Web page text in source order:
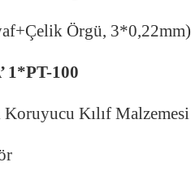
Örgü, 3*0,22mm)
1*PT-100
Kılıf Malzemesi